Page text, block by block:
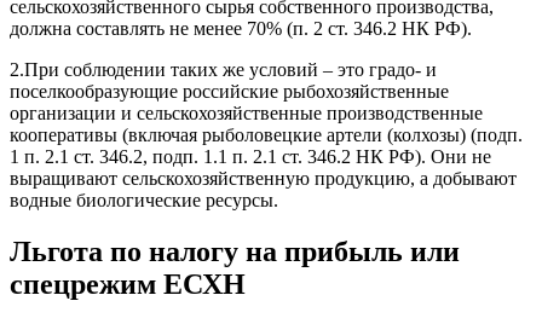
сельскохозяйственного сырья собственного производства,
должна составлять не менее 70% (п. 2 ст. 346.2 НК РФ).
2.При соблюдении таких же условий – это градо- и
поселкообразующие российские рыбохозяйственные
организации и сельскохозяйственные производственные
кооперативы (включая рыболовецкие артели (колхозы) (подп.
1 п. 2.1 ст. 346.2, подп. 1.1 п. 2.1 ст. 346.2 НК РФ). Они не
выращивают сельскохозяйственную продукцию, а добывают
водные биологические ресурсы.
Льгота по налогу на прибыль или
спецрежим ЕСХН